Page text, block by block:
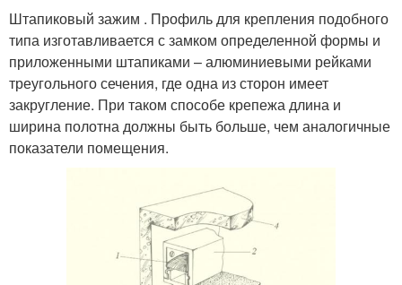
Штапиковый зажим . Профиль для крепления подобного
типа изготавливается с замком определенной формы и
приложенными штапиками – алюминиевыми рейками
треугольного сечения, где одна из сторон имеет
закругление. При таком способе крепежа длина и
ширина полотна должны быть больше, чем аналогичные
показатели помещения.